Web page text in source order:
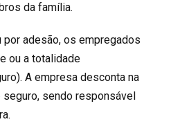
da família.
por adesão, os empregados
ou a totalidade
A empresa desconta na
sendo responsável